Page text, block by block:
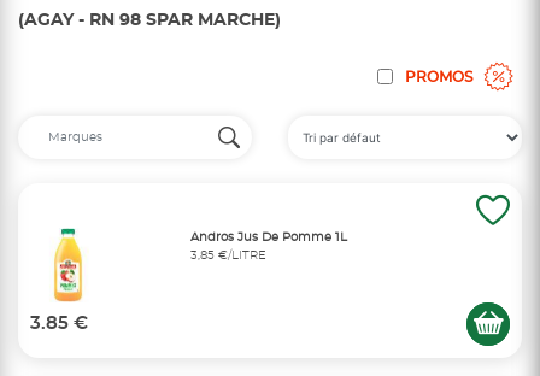
(AGAY - RN 98 SPAR MARCHE)
PROMOS
Andros Jus De Pomme 1L
3,85 €/LITRE
3.85 €